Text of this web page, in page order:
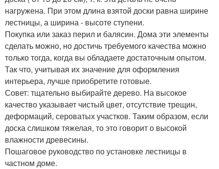
нагружена. При этом длина взятой доски равна ширине
лестницы, а ширина - высоте ступени.
Покупка или заказ перил и балясин. Дома эти элементы
сделать можно, но достичь требуемого качества можно
только тогда, когда вы обладаете достаточным опытом.
Так что, учитывая их значение для оформления
интерьера, лучше приобретите готовые.
Совет: тщательно выбирайте дерево. На высокое
качество указывает чистый цвет, отсутствие трещин,
деформаций, сероватых участков. Таким образом, если
доска слишком тяжелая, то это говорит о высокой
влажности древесины.
Пошаговое руководство по установке лестницы в
частном доме.